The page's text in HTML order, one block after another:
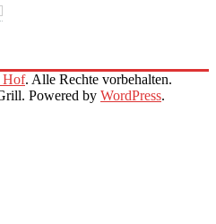
Hof. Alle Rechte vorbehalten.
Powered by WordPress.